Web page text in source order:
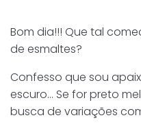
Bom dia!!! Que tal
de esmaltes?
Confesso que sou
escuro… Se for preto
busca de variações